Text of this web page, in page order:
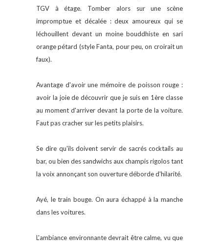
TGV à étage. Tomber alors sur une scène
impromptue et décalée : deux amoureux qui se
léchouillent devant un moine bouddhiste en sari
orange pétard (style Fanta, pour peu, on croirait un
faux).
Avantage d'avoir une mémoire de poisson rouge :
avoir la joie de découvrir que je suis en 1ère classe
au moment d'arriver devant la porte de la voiture.
Faut pas cracher sur les petits plaisirs.
Se dire qu'ils doivent servir de sacrés cocktails au
bar, ou bien des sandwichs aux champis rigolos tant
la voix annonçant son ouverture déborde d'hilarité.
Ayé, le train bouge. On aura échappé à la manche
dans les voitures.
L'ambiance environnante devrait être calme, vu que